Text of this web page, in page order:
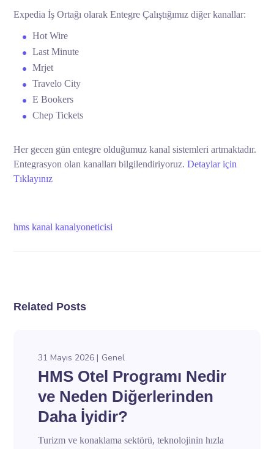
Expedia İş Ortağı olarak Entegre Çalıştığımız diğer kanallar:
Hot Wire
Last Minute
Mrjet
Travelo City
E Bookers
Chep Tickets
Her gecen gün entegre olduğumuz kanal sistemleri artmaktadır.
Entegrasyon olan kanalları bilgilendiriyoruz. Detaylar için
Tıklayınız
hms kanal kanalyoneticisi
Related Posts
31 Mayıs 2026 Genel
HMS Otel Programı Nedir
ve Neden Diğerlerinden
Daha İyidir?
Turizm ve konaklama sektörü, teknolojinin hızla